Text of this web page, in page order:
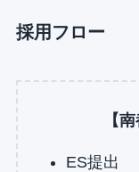
採用フロー
【
ES提出